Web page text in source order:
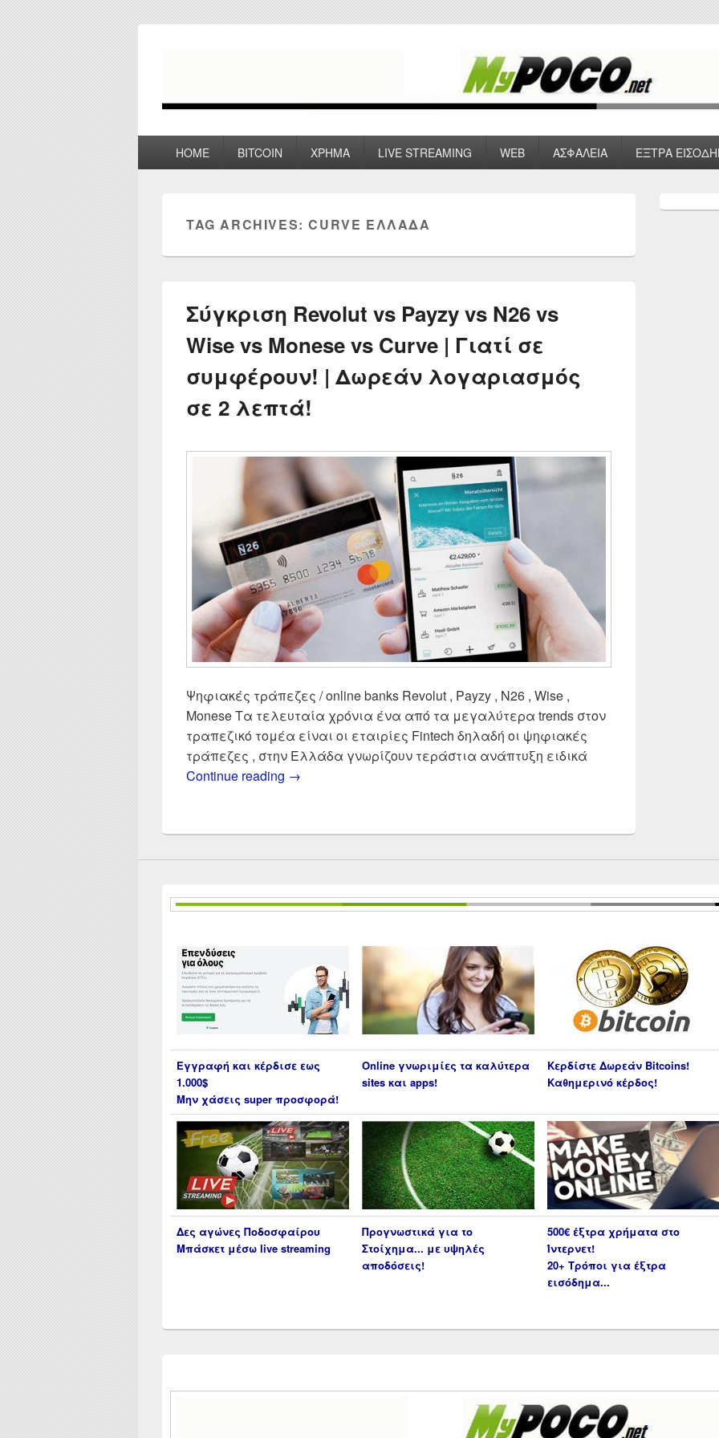
HOME BITCOIN ΧΡΗΜΑ LIVE STREAMING WEB ΑΣΦΑΛΕΙΑ ΕΞΤΡΑ
TAG ARCHIVES:CURVE ΕΛΛΑΔΑ
Σύγκριση Revolut vs Payzy vs N26 vs
Wise vs Monese vs Curve | Γιατί σε
συμφέρουν! | Δωρεάν λογαριασμός
σε 2 λεπτά!
Ψηφιακές τράπεζες / online banks Revolut , Payzy , N26 , Wise ,
Monese Τα τελευταία χρόνια ένα από τα μεγαλύτερα trends στον
τραπεζικό τομέα είναι οι εταιρίες Fintech δηλαδή οι ψηφιακές
τράπεζες , στην Ελλάδα γνωρίζουν τεράστια ανάπτυξη ειδικά
Continue reading Σύγκριση Revolut vs Payzy vs N26 vs Wise vs Monese vs Curve |
→
Sidebar
Εγγραφή και κέρδισε εως
1.000$
Μην χάσεις super προσφορά!
Online γνωριμίες τα καλύτερα
sites και apps!
Κερδίστε Δωρεάν Bitcoins!
Καθημερινό κέρδος!
Δες αγώνες Ποδοσφαίρου
Μπάσκετ μέσω live streaming
Προγνωστικά για το
Στοίχημα... με υψηλές
αποδόσεις!
500€ έξτρα χρήματα στο
Ίντερνετ!
20+ Τρόποι για έξτρα
εισόδημα...